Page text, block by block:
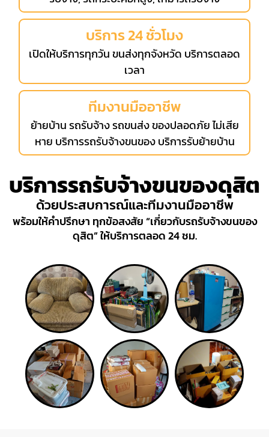
บริการ 24 ชั่วโมง
เปิดให้บริการทุกวัน ขนส่งทุกจังหวัด บริการตลอด
เวลา
ทีมงานมืออาชีพ
ย้ายบ้าน รถรับจ้าง รถขนส่ง ของปลอดภัย ไม่เสีย
หาย บริการรถรับจ้างขนของ บริการรับย้ายบ้าน
บริการรถรับจ้างขนของดุสิต
ด้วยประสบการณ์และทีมงานมืออาชีพ
พร้อมให้คำปรึกษา ทุกข้อสงสัย “เกี่ยวกับรถรับจ้างขนของ
ดุสิต” ให้บริการตลอด 24 ชม.